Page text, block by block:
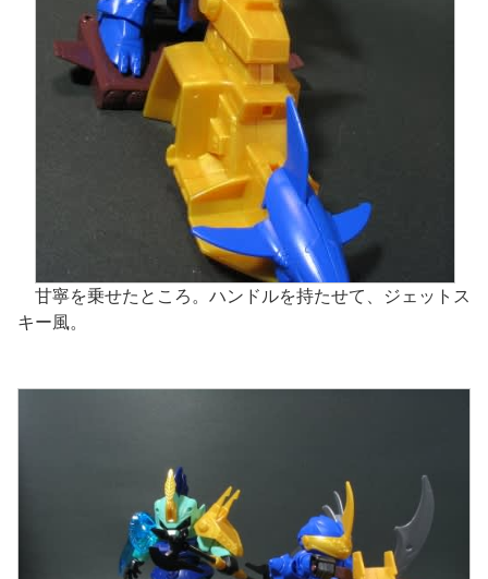
甘寧を乗せたところ。ハンドルを持たせて、ジェットス
キー風。